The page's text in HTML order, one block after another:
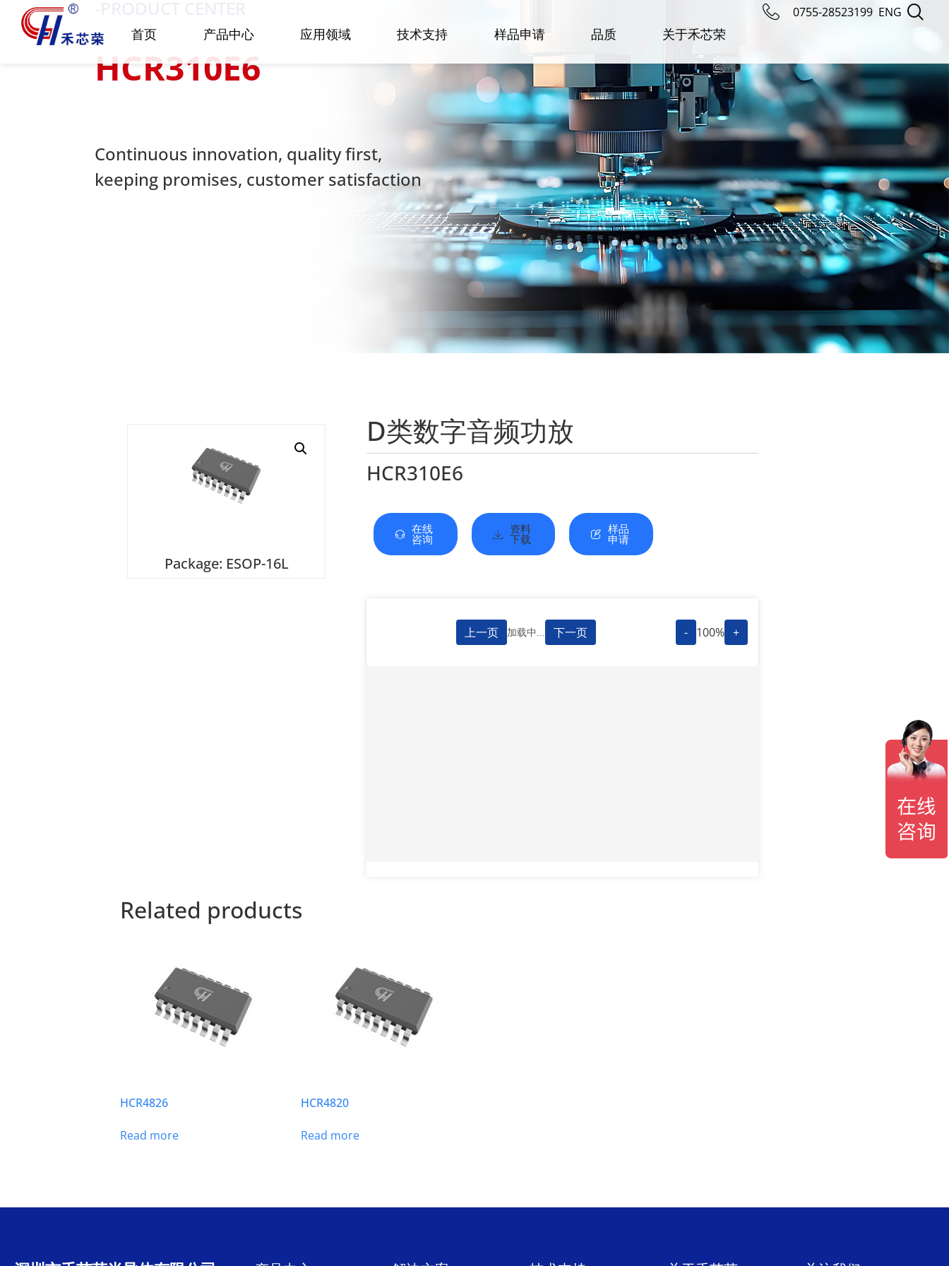
首页 产品中心 应用领域 技术支持 样品申请 品质 关于禾芯荣
0755-28523199 ENG
HCR310E6
Continuous innovation, quality first,
keeping promises, customer satisfaction
Package: ESOP-16L
D类数字音频功放
HCR310E6
在线
咨询
资料
下载
样品
申请
上一页 加载中... 下一页 - 100% +
Related products
HCR4826
Read more
HCR4820
Read more